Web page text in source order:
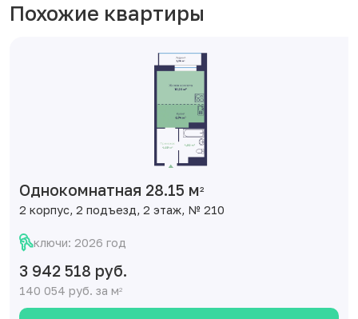
Похожие квартиры
Однокомнатная 28.15 м2
2 корпус, 2 подъезд, 2 этаж, № 210
ключи: 2026 год
3 942 518 руб.
140 054 руб. за м2